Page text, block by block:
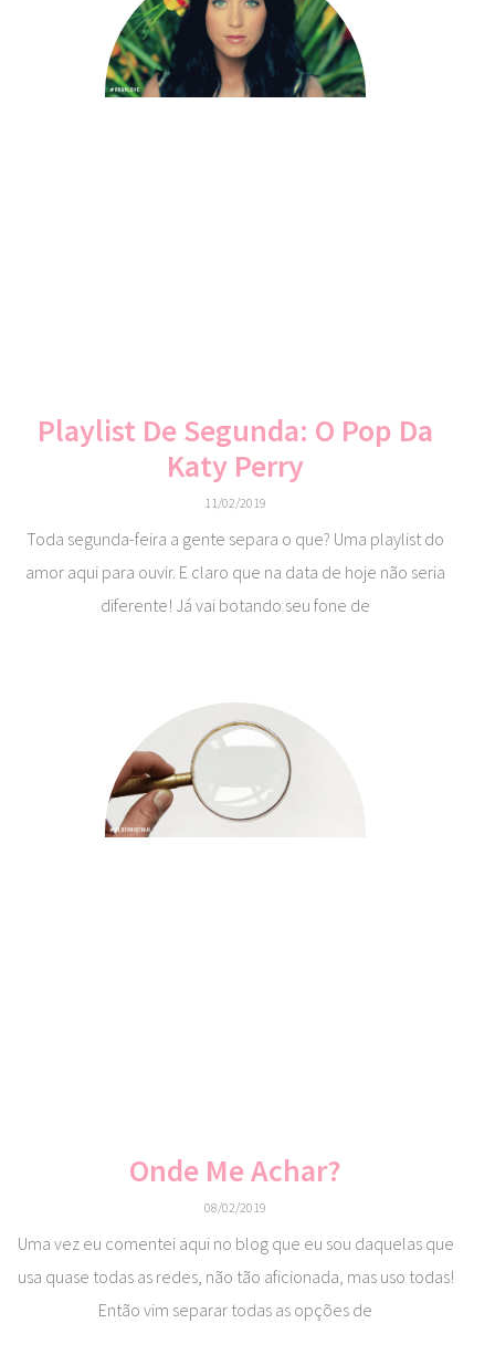
Playlist De Segunda: O Pop Da
Katy Perry
11/02/2019
Toda segunda-feira a gente separa o que? Uma playlist do
amor aqui para ouvir. E claro que na data de hoje não seria
diferente! Já vai botando seu fone de
Onde Me Achar?
08/02/2019
Uma vez eu comentei aqui no blog que eu sou daquelas que
usa quase todas as redes, não tão aficionada, mas uso todas!
Então vim separar todas as opções de